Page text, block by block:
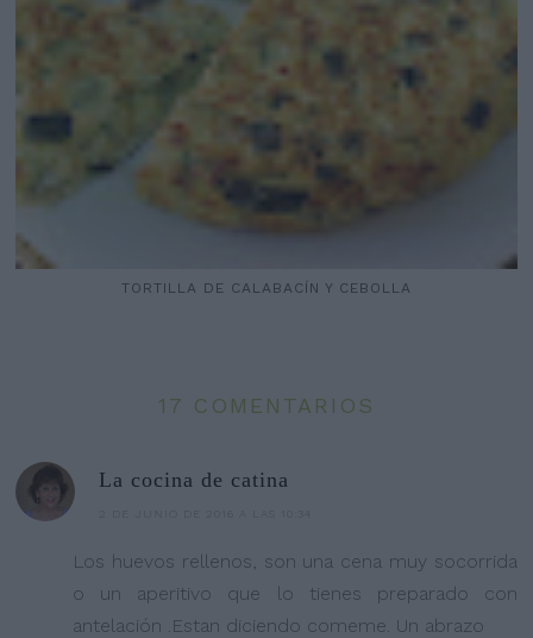
TORTILLA DE CALABACÍN Y CEBOLLA
17 COMENTARIOS
La cocina de catina
Los huevos rellenos, son una cena muy socorrida
o un aperitivo que lo tienes preparado con
antelación .Estan diciendo comeme. Un abrazo